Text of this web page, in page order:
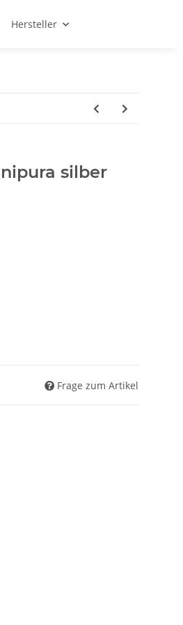
Hersteller
silber
Frage zum Artikel